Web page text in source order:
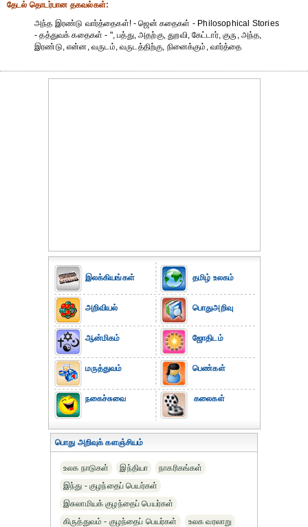
தேட‌ல் தொட‌ர்பான தகவ‌ல்க‌ள்:
அந்த இரண்டு வார்த்தைகள்! - ஜென் கதைகள் - Philosophical Stories
- தத்துவக் கதைகள் - ", பத்து, அதற்கு, துறவி, கேட்டார், குரு, அந்த,
இரண்டு, என்ன, வருடம், வருடத்திற்கு, நினைக்கும், வார்த்தை
இலக்கியங்கள்
அறிவியல்
ஆன்மிகம்
மருத்துவம்
நகைச்சுவை
தமிழ் உலகம்
பொதுஅறிவு
ஜோதிடம்
பெண்கள்
கலைகள்
பொது அறிவுக் களஞ்சியம்
உலக நாடுகள் இந்தியா
நாகரிகங்கள்
இந்து - குழந்தைப் பெயர்கள்
இசுலாமியக் குழந்தைப் பெயர்கள்
கிருத்துவம் - குழந்தைப் பெயர்கள்
உலக வரலாறு